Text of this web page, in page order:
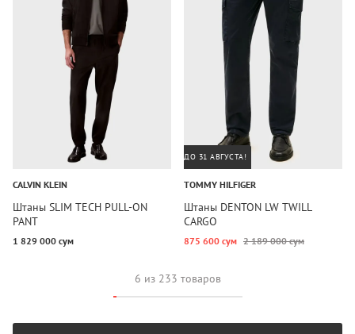
CALVIN KLEIN
Штаны SLIM TECH PULL-ON
PANT
1 829 000 сум
ДО 31 АВГУСТА!
TOMMY HILFIGER
Штаны DENTON LW TWILL
CARGO
875 600 сум 2 189 000 сум
6 из 233 товаров